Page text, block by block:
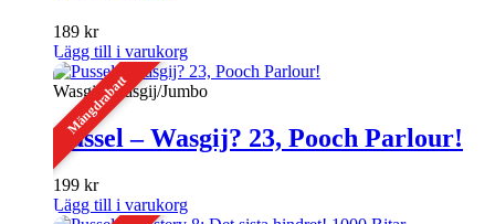
189 kr
Lägg till i varukorg
Mängdrabatt
Wasgij, Wasgij/Jumbo
Pussel – Wasgij? 23, Pooch Parlour!
199 kr
Lägg till i varukorg